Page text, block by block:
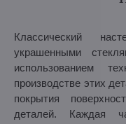
Классический
украшенными
использованием
производстве этих
покрытия
деталей. Каждая